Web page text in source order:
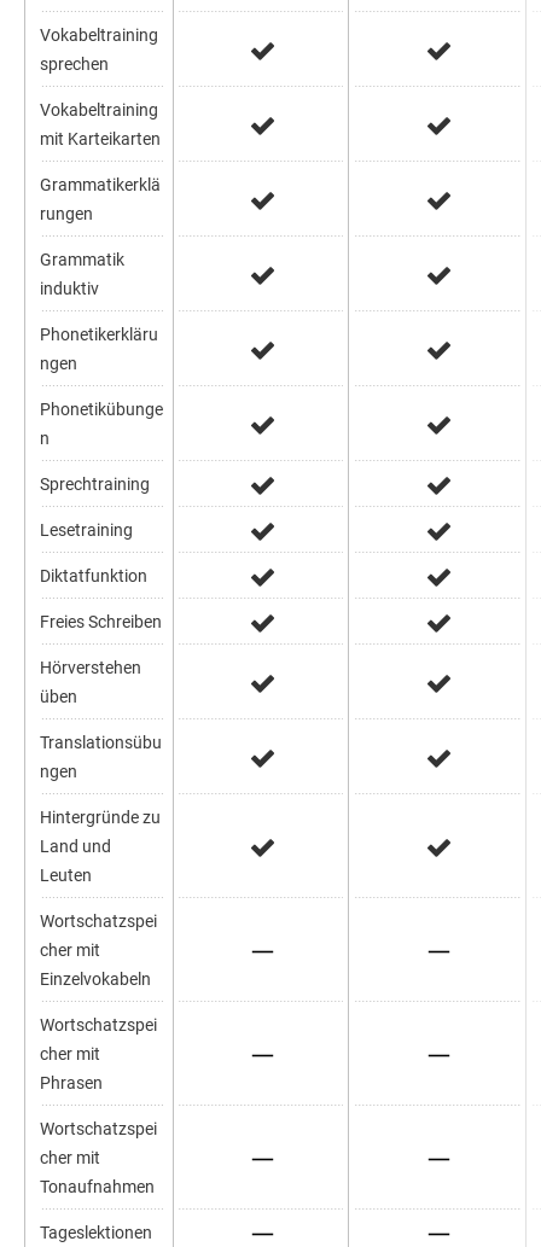
Vokabeltraining
sprechen
Vokabeltraining
mit Karteikarten
Grammatikerklä
rungen
Grammatik
induktiv
Phonetikerkläru
ngen
Phonetikübunge
n
Sprechtraining
Lesetraining
Diktatfunktion
Freies Schreiben
Hörverstehen
üben
Translationsübu
ngen
Hintergründe zu
Land und
Leuten
Wortschatzspei
cher mit
Einzelvokabeln
Wortschatzspei
cher mit
Phrasen
Wortschatzspei
cher mit
Tonaufnahmen
Tageslektionen